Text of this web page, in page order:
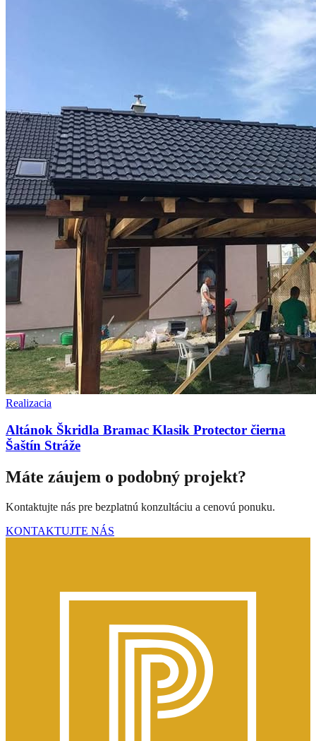
Realizacia
Altánok Škridla Bramac Klasik Protector čierna
Šaštín Stráže
Máte záujem o podobný projekt?
Kontaktujte nás pre bezplatnú konzultáciu a cenovú ponuku.
KONTAKTUJTE NÁS